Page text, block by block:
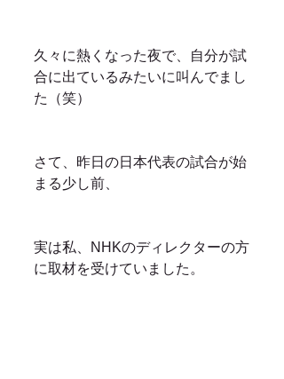
久々に熱くなった夜で、自分が試
合に出ているみたいに叫んでまし
た（笑）
さて、昨日の日本代表の試合が始
まる少し前、
実は私、NHKのディレクターの方
に取材を受けていました。